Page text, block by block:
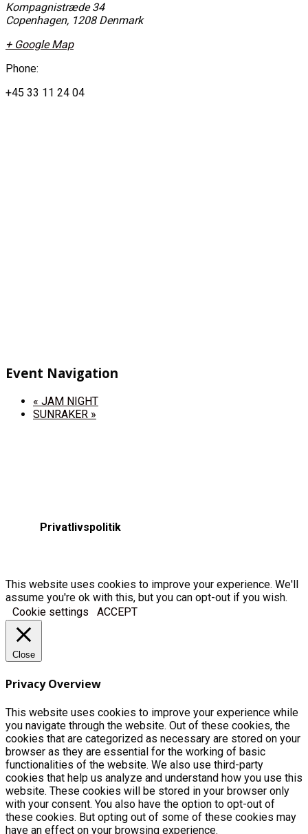
Kompagnistræde 34
Copenhagen, 1208 Denmark
+ Google Map
Phone:
+45 33 11 24 04
Event Navigation
« JAM NIGHT
SUNRAKER »
Privatlivspolitik
This website uses cookies to improve your experience. We'll
assume you're ok with this, but you can opt-out if you wish.
Cookie settings
ACCEPT
Close
Privacy Overview
This website uses cookies to improve your experience while
you navigate through the website. Out of these cookies, the
cookies that are categorized as necessary are stored on your
browser as they are essential for the working of basic
functionalities of the website. We also use third-party
cookies that help us analyze and understand how you use this
website. These cookies will be stored in your browser only
with your consent. You also have the option to opt-out of
these cookies. But opting out of some of these cookies may
have an effect on your browsing experience.